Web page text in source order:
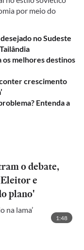
por meio do
no Sudeste
os melhores destinos
crescimento
Entenda a
o debate,
e
plano'
na lama’
1:48